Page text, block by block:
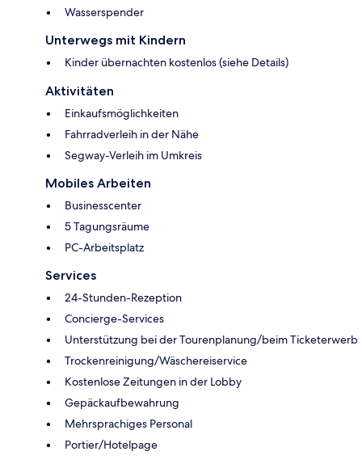
Wasserspender
Unterwegs mit Kindern
Kinder übernachten kostenlos (siehe Details)
Aktivitäten
Einkaufsmöglichkeiten
Fahrradverleih in der Nähe
Segway-Verleih im Umkreis
Mobiles Arbeiten
Businesscenter
5 Tagungsräume
PC-Arbeitsplatz
Services
24-Stunden-Rezeption
Concierge-Services
Unterstützung bei der Tourenplanung/beim Ticketerwerb
Trockenreinigung/Wäschereiservice
Kostenlose Zeitungen in der Lobby
Gepäckaufbewahrung
Mehrsprachiges Personal
Portier/Hotelpage